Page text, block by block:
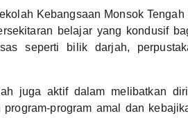
Kebangsaan Monsok
belajar yang kondusif
seperti bilik darjah,
juga aktif dalam melibatkan
program amal dan